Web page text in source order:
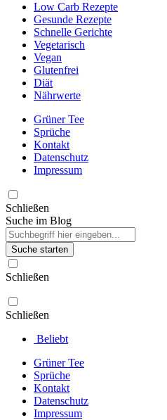
Low Carb Rezepte
Gesunde Rezepte
Schnelle Gerichte
Vegetarisch
Vegan
Glutenfrei
Diät
Nährwerte
Grüner Tee
Sprüche
Kontakt
Datenschutz
Impressum
Schließen
Suche im Blog
Suche starten
Schließen
Schließen
Beliebt
Grüner Tee
Sprüche
Kontakt
Datenschutz
Impressum